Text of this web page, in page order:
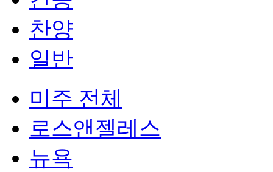
찬양
일반
미주 전체
로스앤젤레스
뉴욕